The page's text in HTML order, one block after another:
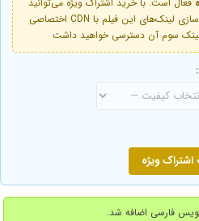
هر 2 ساعت یک‌بار درخواست همگام‌سازی لینک‌های این فیلم با CDN اختصاصی
لینک سوم آن دسترسی خواهید داشت
اشتراک ویژه